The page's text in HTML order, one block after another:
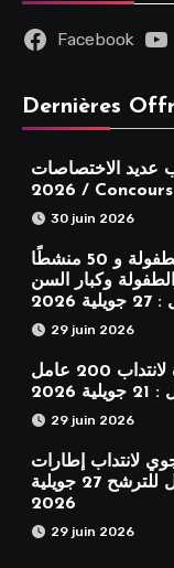
Facebook
Dernières
عديد الاختصاصات
2026 /
30 juin 2026
مناظرة انتداب 120 أستاذًا للشباب والطفولة و 50 منشطًا
وكبار السن
29 juin 2026
مناظرة شركة تونس الطرقات السيارة لانتداب 200 عامل
29 juin 2026
لانتداب إطارات
وأعوان في اختصاصات مختلفة : أخر اجل للترشح 27 جويلية
2026
29 juin 2026